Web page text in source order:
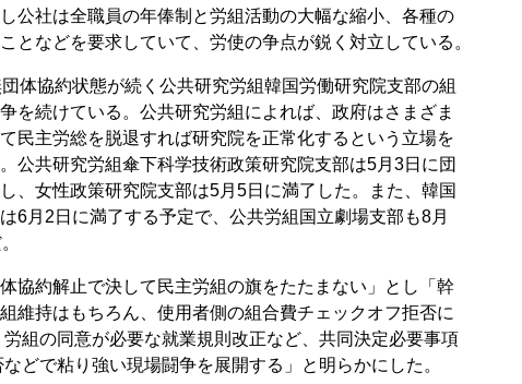
公社は全職員の年俸制と労組活動の大幅な縮小、各種の
となどを要求していて、労使の争点が鋭く対立している。
体協約状態が続く公共研究労組韓国労働研究院支部の組
を続けている。公共研究労組によれば、政府はさまざま
民主労総を脱退すれば研究院を正常化するという立場を
公共研究労組傘下科学技術政策研究院支部は5月3日に団
、女性政策研究院支部は5月5日に満了した。また、韓国
6月2日に満了する予定で、公共労組国立劇場支部も8月
協約解止で決して民主労組の旗をたたまない」とし「幹
維持はもちろん、使用者側の組合費チェックオフ拒否に
組の同意が必要な就業規則改正など、共同決定必要事項
どで粘り強い現場闘争を展開する」と明らかにした。